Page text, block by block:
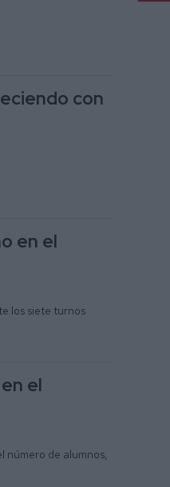
con
en el
los siete turnos
el
número de alumnos,